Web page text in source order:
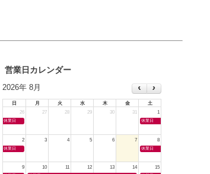
営業日カレンダー
2026年 8月
日 月 火 水 木 金
土
26
27 28 29 30 31 1
休業日 休業日
2 3 4 5 6 7 8
休業日 休業日
9 10 11 12 13 14 15